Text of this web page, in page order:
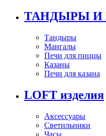
ТАНДЫРЫ И
Тандыры
Мангалы
Печи для пиццы
Казаны
Печи для казана
LOFT изделия
Аксессуары
Светильники
Часы